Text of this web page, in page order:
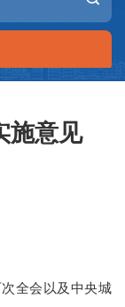
施意见
全会以及中央城